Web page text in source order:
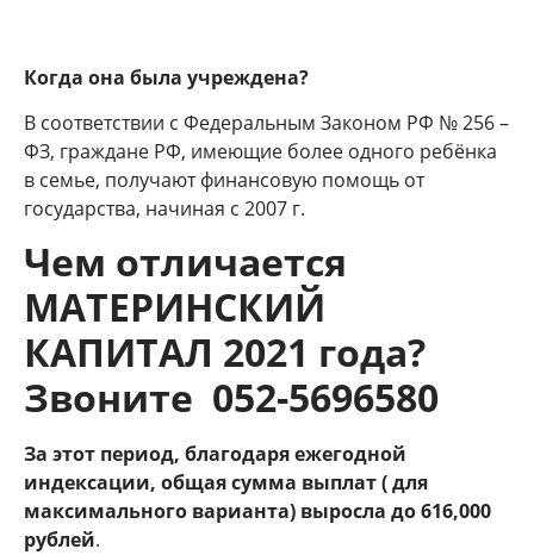
Когда она была учреждена?
В соответствии с Федеральным Законом РФ № 256 –
ФЗ, граждане РФ, имеющие более одного ребёнка
в семье, получают финансовую помощь от
государства, начиная с 2007 г.
Чем отличается
МАТЕРИНСКИЙ
КАПИТАЛ 2021 года?
Звоните 052-5696580
За этот период, благодаря ежегодной
индексации, общая сумма выплат ( для
максимального варианта) выросла до 616,000
рублей.